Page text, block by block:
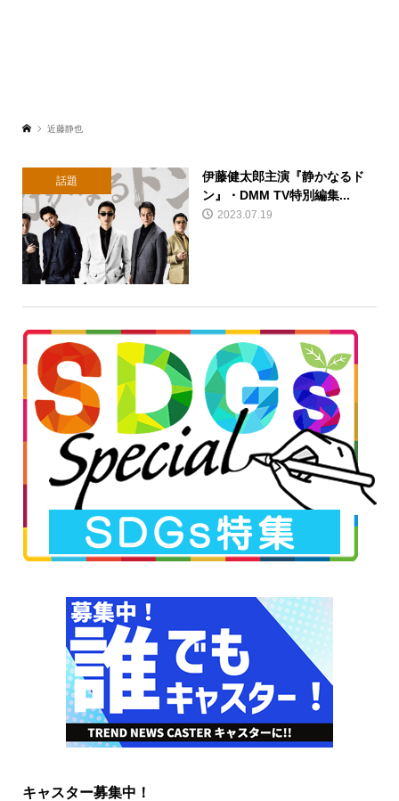
近藤静也
話題
伊藤健太郎主演『静かなるド
ン』・DMM TV特別編集...
2023.07.19
キャスター募集中！